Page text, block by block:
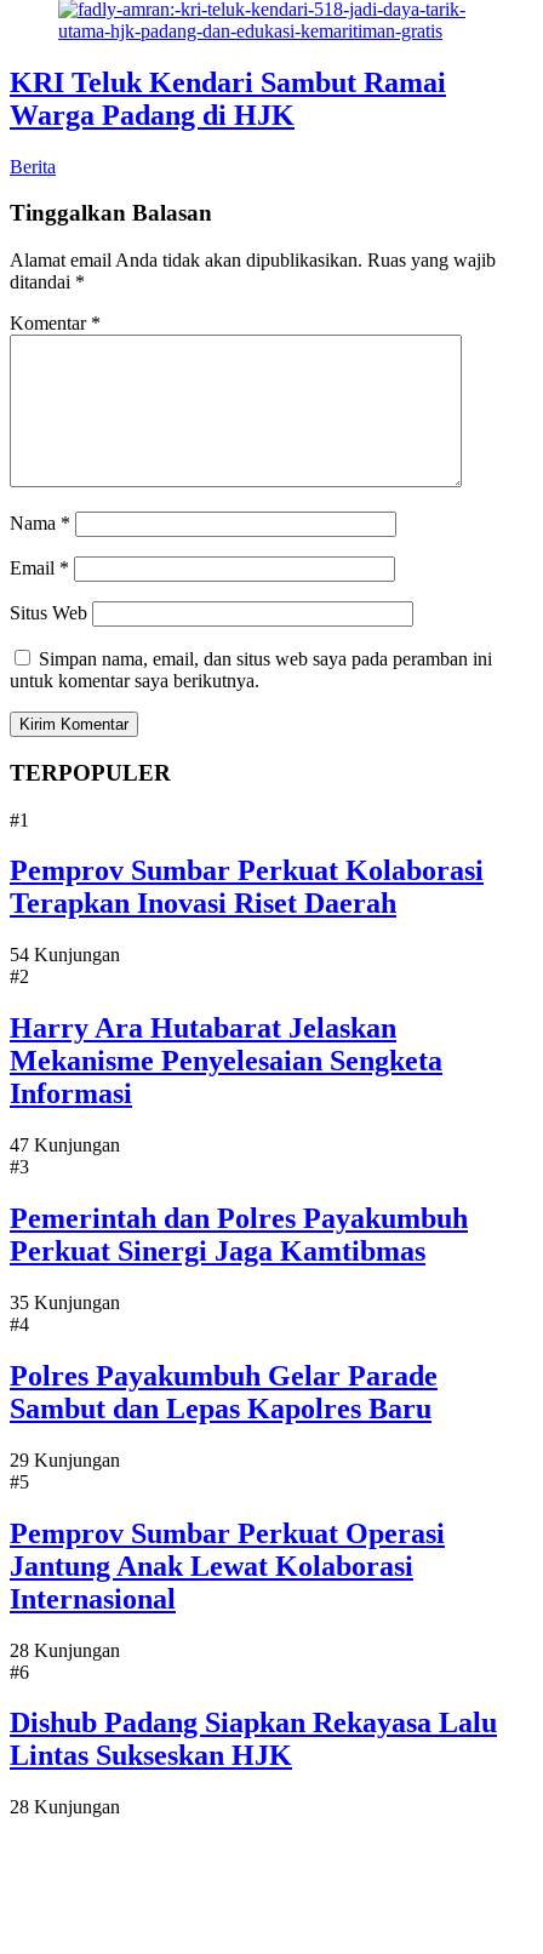
KRI Teluk Kendari Sambut Ramai
Warga Padang di HJK
Berita
Tinggalkan Balasan
Alamat email Anda tidak akan dipublikasikan. Ruas yang wajib
ditandai *
Komentar *
Nama *
Email *
Situs Web
Simpan nama, email, dan situs web saya pada peramban ini
untuk komentar saya berikutnya.
TERPOPULER
#1
Pemprov Sumbar Perkuat Kolaborasi
Terapkan Inovasi Riset Daerah
54 Kunjungan
#2
Harry Ara Hutabarat Jelaskan
Mekanisme Penyelesaian Sengketa
Informasi
47 Kunjungan
#3
Pemerintah dan Polres Payakumbuh
Perkuat Sinergi Jaga Kamtibmas
35 Kunjungan
#4
Polres Payakumbuh Gelar Parade
Sambut dan Lepas Kapolres Baru
29 Kunjungan
#5
Pemprov Sumbar Perkuat Operasi
Jantung Anak Lewat Kolaborasi
Internasional
28 Kunjungan
#6
Dishub Padang Siapkan Rekayasa Lalu
Lintas Sukseskan HJK
28 Kunjungan